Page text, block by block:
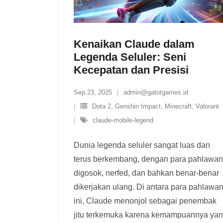
Kenaikan Claude dalam
Legenda Seluler: Seni
Kecepatan dan Presisi
Sep 23, 2025
admin@gatotgames.id
Dota 2 Genshin Impact Minecraft Valorant
claude-mobile-legend
Dunia legenda seluler sangat luas dan
terus berkembang, dengan para pahlawan
digosok, nerfed, dan bahkan benar-benar
dikerjakan ulang. Di antara para pahlawan
ini, Claude menonjol sebagai penembak
jitu terkemuka karena kemampuannya